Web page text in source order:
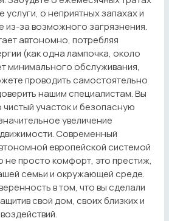
о неприятных запахах и
из-за возможного загрязнения.
автономно, потребляя
(как одна лампочка, около
минимального обслуживания,
проводить самостоятельно
нашим специалистам. Вы
чистый участок и безопасную
увеличение
Современный
европейской системой
не просто комфорт, это престиж,
семьи и окружающей среде.
в том, что вы сделали
свой дом, своих близких и